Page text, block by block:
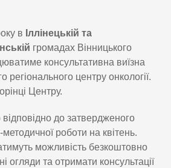
в Іллінецькій та
громадах Вінницького
консультативна виїзна
регіонального центру онкології.
Центру.
відповідно до затвердженого
методичної роботи на квітень.
можливість безкоштовно
огляди та отримати консультації